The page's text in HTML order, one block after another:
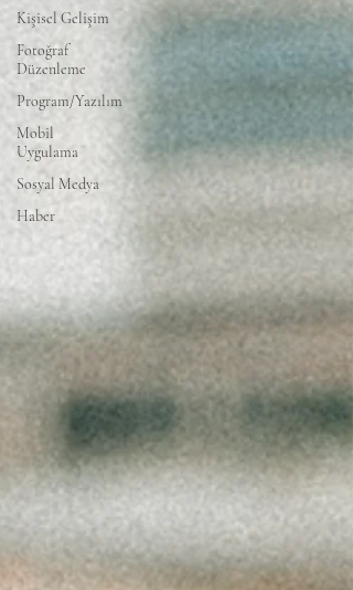
Kişisel Gelişim
Fotoğraf
Düzenleme
Program/Yazılım
Mobil
Uygulama
Sosyal Medya
Haber